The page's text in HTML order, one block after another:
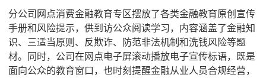
分公司网点消费金融教育专区摆放了各类金融教育原创宣传
手册和风险提示，供到访公众阅读学习，内容涵盖了金融知
识、三适当原则、反欺诈、防范非法机制和洗钱风险等题
材。同时，公司在网点电子屏滚动播放电子宣传标语，既是
面向公众的教育窗口，也时刻提醒金融从业人员合规经营，